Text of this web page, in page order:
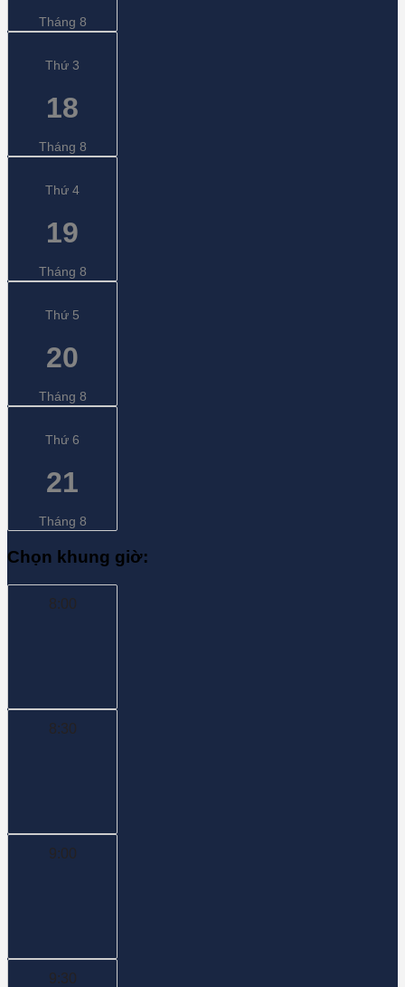
Tháng 8
Thứ 3
18
Tháng 8
Thứ 4
19
Tháng 8
Thứ 5
20
Tháng 8
Thứ 6
21
Tháng 8
Chọn khung giờ:
8:00
8:30
9:00
9:30